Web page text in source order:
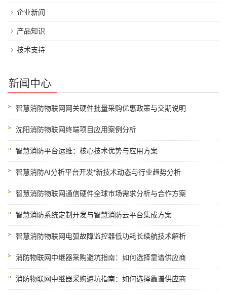
企业新闻
产品知识
技术支持
新闻中心
智慧消防物联网网关硬件批量采购优惠政策与交期说明
沈阳消防物联网终端项目应用案例分析
智慧消防平台运维：核心技术优势与应用方案
智慧消防AI分析平台开发*新技术动态与行业趋势分析
智慧消防物联网通信硬件全球市场需求分析与合作方案
智慧消防系统定制开发与智慧消防云平台集成方案
智慧消防物联网电弧故障监控器低功耗长续航技术解析
消防物联网中继器采购避坑指南：如何选择靠谱供应商
消防物联网中继器采购避坑指南：如何选择靠谱供应商